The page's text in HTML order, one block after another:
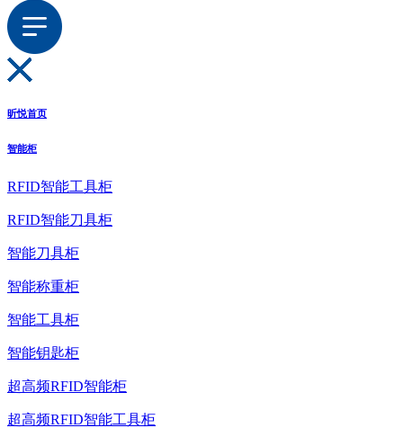
昕悦首页
智能柜
RFID智能工具柜
RFID智能刀具柜
智能刀具柜
智能称重柜
智能工具柜
智能钥匙柜
超高频RFID智能柜
超高频RFID智能工具柜